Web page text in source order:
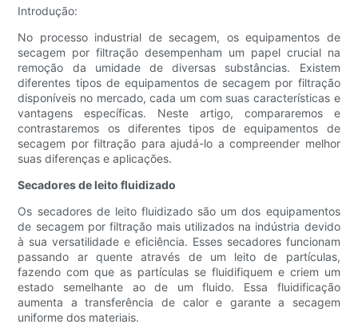
Introdução:
No processo industrial de secagem, os equipamentos de
secagem por filtração desempenham um papel crucial na
remoção da umidade de diversas substâncias. Existem
diferentes tipos de equipamentos de secagem por filtração
disponíveis no mercado, cada um com suas características e
vantagens específicas. Neste artigo, compararemos e
contrastaremos os diferentes tipos de equipamentos de
secagem por filtração para ajudá-lo a compreender melhor
suas diferenças e aplicações.
Secadores de leito fluidizado
Os secadores de leito fluidizado são um dos equipamentos
de secagem por filtração mais utilizados na indústria devido
à sua versatilidade e eficiência. Esses secadores funcionam
passando ar quente através de um leito de partículas,
fazendo com que as partículas se fluidifiquem e criem um
estado semelhante ao de um fluido. Essa fluidificação
aumenta a transferência de calor e garante a secagem
uniforme dos materiais.